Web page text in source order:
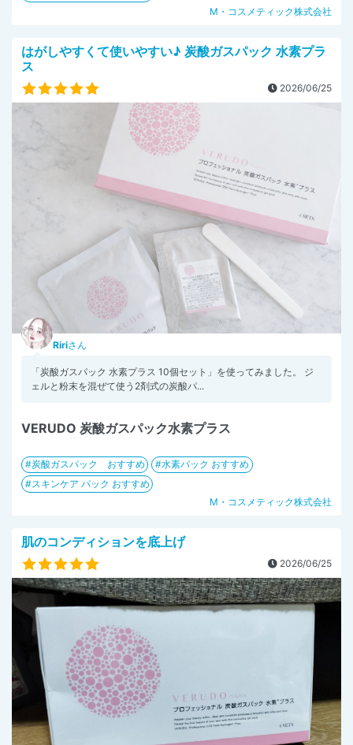
M・コスメティック株式会社
はがしやすくて使いやすい♪ 炭酸ガスパック 水素プラ
ス
2026/06/25
Ririさん
「炭酸ガスパック 水素プラス 10個セット」を使ってみました。 ジ
ェルと粉末を混ぜて使う2剤式の炭酸パ...
VERUDO 炭酸ガスパック水素プラス
炭酸ガスパック おすすめ
水素パック おすすめ
スキンケア パック おすすめ
M・コスメティック株式会社
肌のコンディションを底上げ
2026/06/25